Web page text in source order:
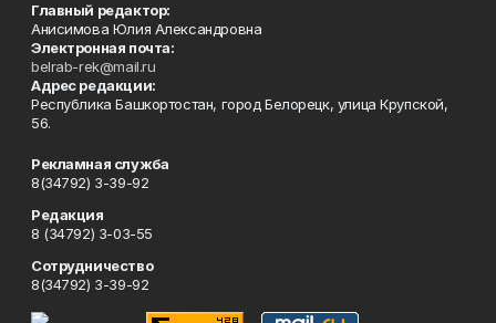
Главный редактор:
Анисимова Юлия Александровна
Электронная почта:
belrab-rek@mail.ru
Адрес редакции:
Республика Башкортостан, город Белорецк, улица Крупской,
56.
Рекламная служба
8(34792) 3-39-92
Редакция
8 (34792) 3-03-55
Сотрудничество
8(34792) 3-39-92